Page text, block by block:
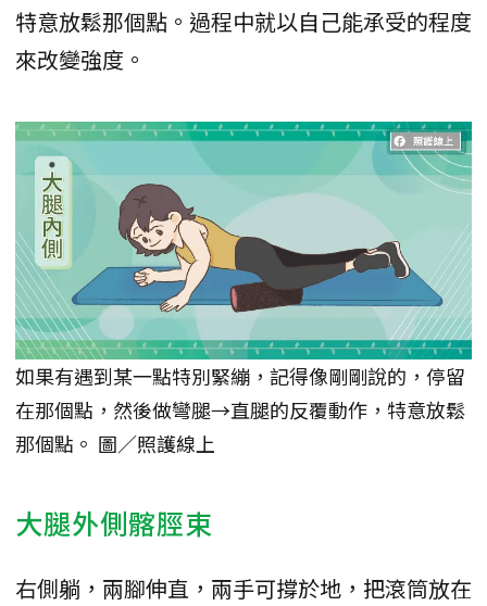
特意放鬆那個點。過程中就以自己能承受的程度
來改變強度。
如果有遇到某一點特別緊繃，記得像剛剛說的，停留
在那個點，然後做彎腿→直腿的反覆動作，特意放鬆
那個點。 圖／照護線上
大腿外側髂脛束
右側躺，兩腳伸直，兩手可撐於地，把滾筒放在